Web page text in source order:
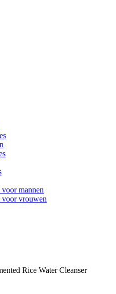
mannen
voor vrouwen
Rice Water Cleanser